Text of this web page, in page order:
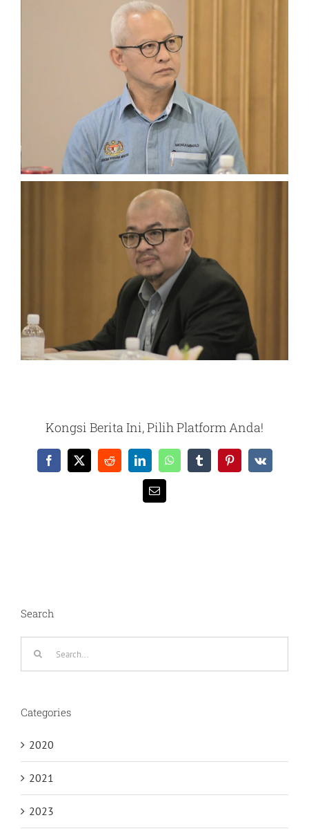
Kongsi Berita Ini, Pilih Platform Anda!
Facebook
X RedditLinkedInWhatsAppTumblrPinterest
Vk
Email
Search
Categories
2020
2021
2023